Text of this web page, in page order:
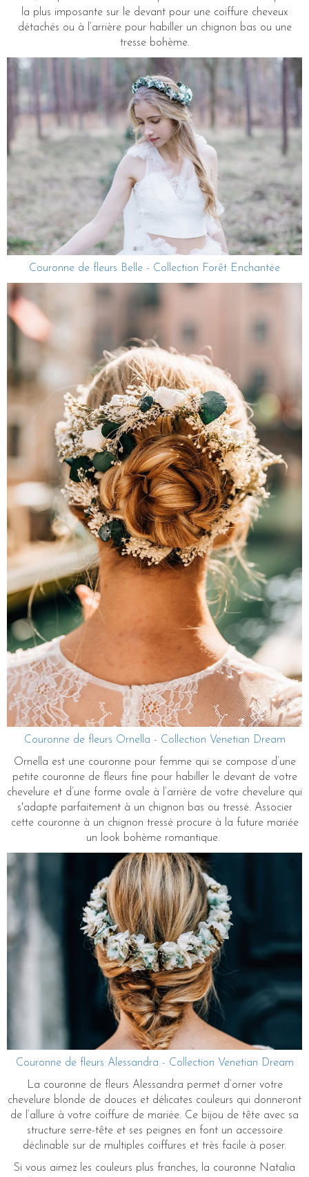
la plus imposante sur le devant pour une coiffure cheveux
détachés ou à l’arrière pour habiller un chignon bas ou une
tresse bohème.
Couronne de fleurs Belle - Collection Forêt Enchantée
Couronne de fleurs Ornella - Collection Venetian Dream
Ornella est une couronne pour femme qui se compose d’une
petite couronne de fleurs fine pour habiller le devant de votre
chevelure et d’une forme ovale à l’arrière de votre chevelure qui
s'adapte parfaitement à un chignon bas ou tressé. Associer
cette couronne à un chignon tressé procure à la future mariée
un look bohème romantique.
Couronne de fleurs Alessandra - Collection Venetian Dream
La couronne de fleurs Alessandra permet d’orner votre
chevelure blonde de douces et délicates couleurs qui donneront
de l’allure à votre coiffure de mariée. Ce bijou de tête avec sa
structure serre-tête et ses peignes en font un accessoire
déclinable sur de multiples coiffures et très facile à poser.
Si vous aimez les couleurs plus franches, la couronne Natalia